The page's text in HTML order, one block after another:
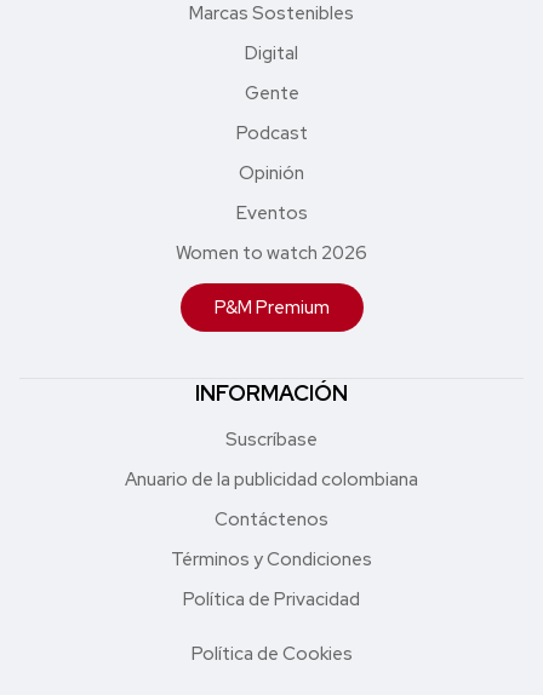
Marcas Sostenibles
Digital
Gente
Podcast
Opinión
Eventos
Women to watch 2026
P&M Premium
INFORMACIÓN
Suscríbase
Anuario de la publicidad colombiana
Contáctenos
Términos y Condiciones
Política de Privacidad
Política de Cookies